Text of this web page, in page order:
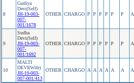
8
Gudiya
Devi(Self)
JH-19-003-
007-
001/1678
OTHER CHARGO P P P P P P A
9
Sudha
Devi(Self)
JH-19-003-
007-
001/1692
OTHER CHARGO P P P P P P A
10
MALTI
DEVI(Wife)
JH-19-003-
007-001/413
OTHER CHARGO A A A A A A A